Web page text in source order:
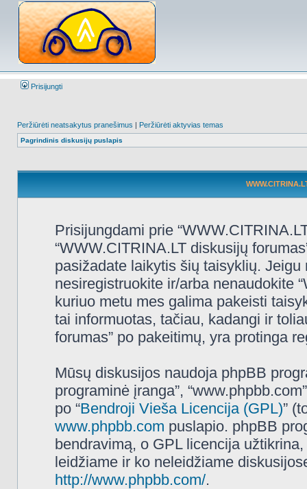
Prisijungti
Peržiūrėti neatsakytus pranešimus | Peržiūrėti aktyvias temas
Pagrindinis diskusijų puslapis
Prisijungdami prie
“WWW.CITRINA.LT diskusijų
pasižadate laikytis šių taisyklių.
nesiregistruokite ir/arba nenaudokite
kuriuo metu mes galima pakeisti
tai informuotas, tačiau, kadangi ir
forumas” po pakeitimų, yra protinga
Mūsų diskusijos naudoja phpBB
programinė įranga”,
po “Bendroji Vieša Licencija (GPL)”
www.phpbb.com puslapio. phpBB
bendravimą, o GPL licencija
leidžiame ir ko neleidžiame
http://www.phpbb.com/.